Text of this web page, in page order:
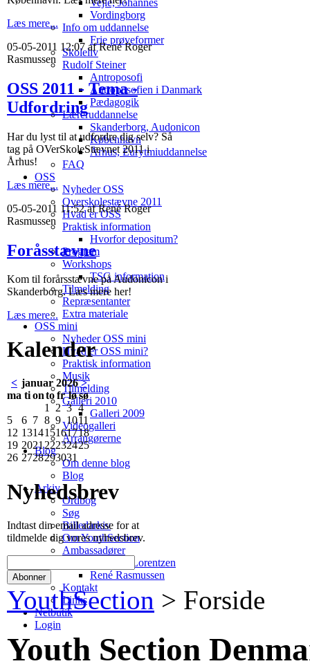
Vejle, Johannes
Vordingborg
Info om uddannelse
Frie prøveformer
Skoleliv
Rudolf Steiner
Antroposofi
Antroposofien i Danmark
Pædagogik
Læreruddannelse
Skanderborg, Audonicon
København
Århus, Eurytmiuddannelse
FAQ
OSS
Nyheder OSS
Overskolestævne 2011
Hvad er OSS
Praktisk information
Hvorfor depositum?
Program
Workshops
TSG information
Tilmelding
Repræsentanter
Extra materiale
OSS mini
Nyheder OSS mini
Hvad er OSS mini?
Praktisk information
Musik
Tilmelding
Galleri 2010
Galleri 2009
Videogalleri
Arrangørerne
Blog
Om denne blog
Blog
Arkiv
Ordbog
Søg
Billedarkiv
Om YouthSection
Ambassadører
Jonathan Lorentzen
René Rasmussen
Kontakt
Links
Netbutik
Login
Læs mere...
05-05-2011 12:07 af René Roger
Rasmussen
OSS 2011 - Tema -
Udfordring
Har du lyst til at udfordre dig selv? Så
tag på OVerSkoleStævnet 2011 i
Århus!
Læs mere...
05-05-2011 11:52 af René Roger
Rasmussen
Foråsstævne
Kom til forårsstævne på Audonicon i
Skanderborg. Læs mere her!
Læs mere...
Kalender
< januar 2026 >
ma ti onto fr lø sø
1
2 3 4
5
6 7 8 9 1011
12 131415161718
19 202122232425
26 2728293031
Nyhedsbrev
Indtast din email adresse for at
tildmelde dig vores nyhedsbrev.
YouthSection > Forside
Youth Section